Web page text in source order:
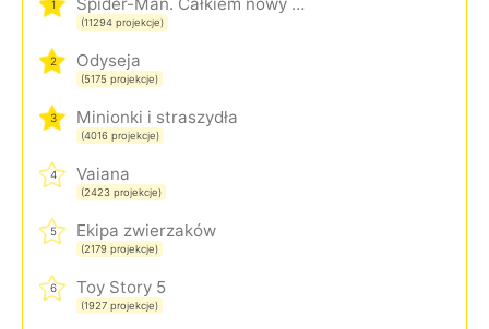
1
(11294 projekcje)
2 Odyseja
(5175 projekcje)
3 Minionki i straszydła
(4016 projekcje)
4 Vaiana
(2423 projekcje)
5 Ekipa zwierzaków
(2179 projekcje)
6 Toy Story 5
(1927 projekcje)